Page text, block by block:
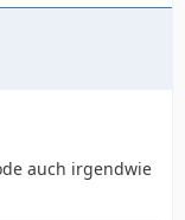
auch irgendwie